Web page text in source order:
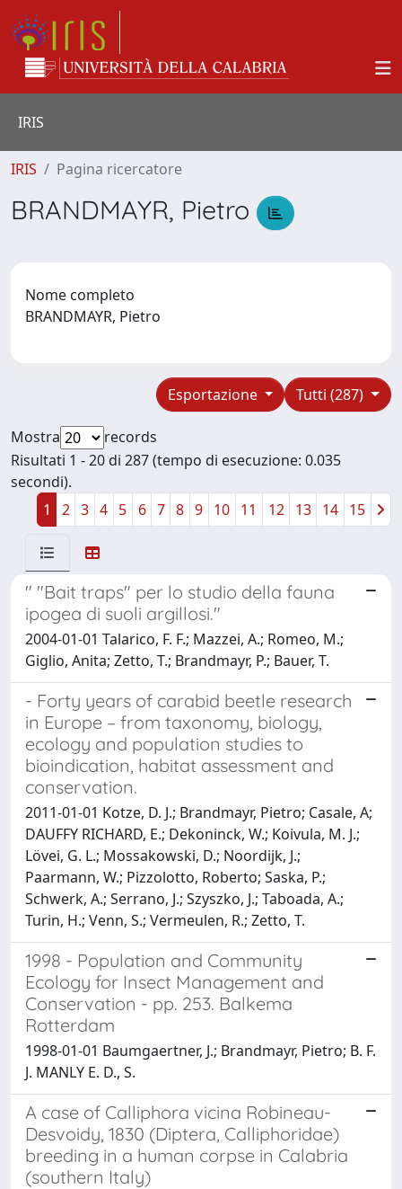
IRIS
IRIS Pagina ricercatore
BRANDMAYR, Pietro
Nome completo
BRANDMAYR, Pietro
Tutti (287)
Esportazione
Mostra
records
Risultati 1 - 20 di 287 (tempo di esecuzione: 0.035
secondi).
1
2 3 4 5 6 7 8 9 10 11 12 13 14 15
" "Bait traps" per lo studio della fauna
ipogea di suoli argillosi."
2004-01-01 Talarico, F. F.; Mazzei, A.; Romeo, M.;
Giglio, Anita; Zetto, T.; Brandmayr, P.; Bauer, T.
- Forty years of carabid beetle research
in Europe – from taxonomy, biology,
ecology and population studies to
bioindication, habitat assessment and
conservation.
2011-01-01 Kotze, D. J.; Brandmayr, Pietro; Casale, A;
DAUFFY RICHARD, E.; Dekoninck, W.; Koivula, M. J.;
Lövei, G. L.; Mossakowski, D.; Noordijk, J.;
Paarmann, W.; Pizzolotto, Roberto; Saska, P.;
Schwerk, A.; Serrano, J.; Szyszko, J.; Taboada, A.;
Turin, H.; Venn, S.; Vermeulen, R.; Zetto, T.
1998 - Population and Community
Ecology for Insect Management and
Conservation - pp. 253. Balkema
Rotterdam
1998-01-01 Baumgaertner, J.; Brandmayr, Pietro; B. F.
J. MANLY E. D., S.
A case of Calliphora vicina Robineau-
Desvoidy, 1830 (Diptera, Calliphoridae)
breeding in a human corpse in Calabria
(southern Italy)